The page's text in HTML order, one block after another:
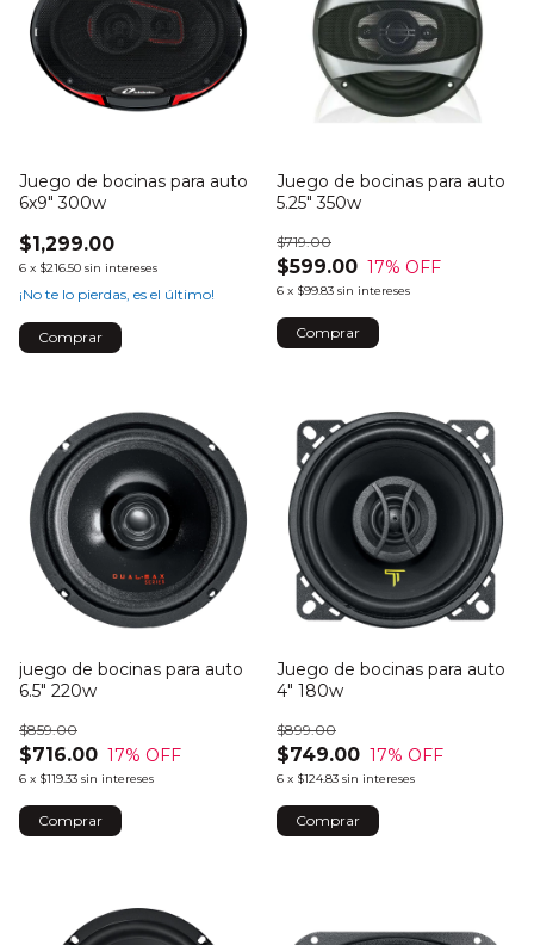
Juego de bocinas para auto
6x9" 300w
$1,299.00
6 x $216.50 sin intereses
¡No te lo pierdas, es el último!
Juego de bocinas para auto
5.25" 350w
$599.00
$719.00
17% OFF
6 x $99.83 sin intereses
juego de bocinas para auto
6.5" 220w
$716.00
$859.00
17% OFF
6 x $119.33 sin intereses
Juego de bocinas para auto
4" 180w
$749.00
$899.00
17% OFF
6 x $124.83 sin intereses